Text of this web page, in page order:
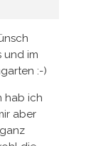
und im
:-)
hab ich
aber